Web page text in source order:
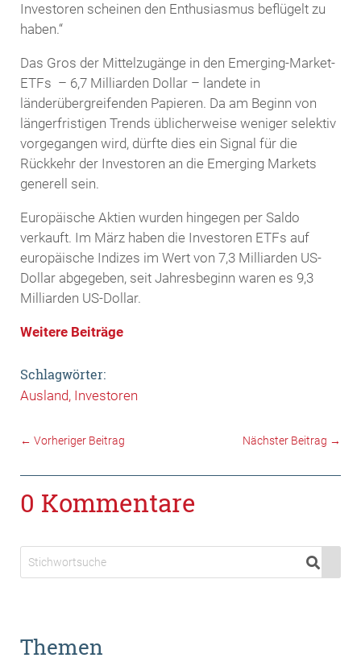
Investoren scheinen den Enthusiasmus beflügelt zu
haben.“
Das Gros der Mittelzugänge in den Emerging-Market-
ETFs – 6,7 Milliarden Dollar – landete in
länderübergreifenden Papieren. Da am Beginn von
längerfristigen Trends üblicherweise weniger selektiv
vorgegangen wird, dürfte dies ein Signal für die
Rückkehr der Investoren an die Emerging Markets
generell sein.
Europäische Aktien wurden hingegen per Saldo
verkauft. Im März haben die Investoren ETFs auf
europäische Indizes im Wert von 7,3 Milliarden US-
Dollar abgegeben, seit Jahresbeginn waren es 9,3
Milliarden US-Dollar.
Weitere Beiträge
Schlagwörter:
Ausland Investoren
← Vorheriger Beitrag Nächster Beitrag →
0 Kommentare
Themen